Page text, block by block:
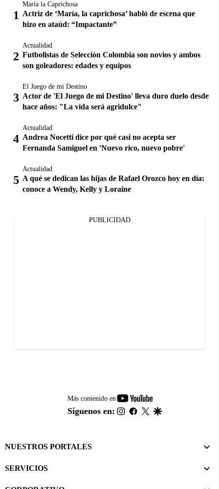
María la Caprichosa
Actriz de ‘María, la caprichosa’ habló de escena que
hizo en ataúd: “Impactante”
Actualidad
Futbolistas de Selección Colombia son novios y ambos
son goleadores: edades y equipos
El Juego de mi Destino
Actor de 'El Juego de mi Destino' lleva duro duelo desde
hace años: "La vida será agridulce"
Actualidad
Andrea Nocetti dice por qué casi no acepta ser
Fernanda Samiguel en 'Nuevo rico, nuevo pobre'
Actualidad
A qué se dedican las hijas de Rafael Orozco hoy en día:
conoce a Wendy, Kelly y Loraine
PUBLICIDAD
Más contenido en
youtube-
footer
Síguenos en: instagram
facebook
twitter
NUESTROS PORTALES
SERVICIOS